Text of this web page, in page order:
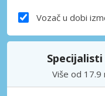
Vozač u dobi
Više od 17.9